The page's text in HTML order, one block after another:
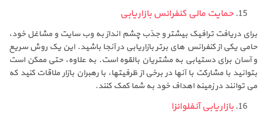
حمایت مالی کنفرانس بازاریابی
برای دریافت ترافیک بیشتر و جذب چشم انداز به وب سایت و مشاغل خود،
حامی یکی از کنفرانس های برتر بازاریابی در آنجا باشید. این یک روش سریع
و آسان برای دستیابی به مشتریان بالقوه است. به علاوه، حتی ممکن است
بتوانید با مشارکت با آنها در برخی از ظرفیتها، با رهبران بازار ملاقات کنید که
می توانند در زمینه اهداف خود به شما کمک کنند.
بازاریابی آنفلوانزا